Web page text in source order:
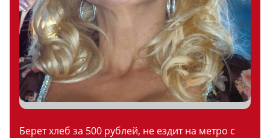
Берет хлеб за 500 рублей, не ездит на метро с